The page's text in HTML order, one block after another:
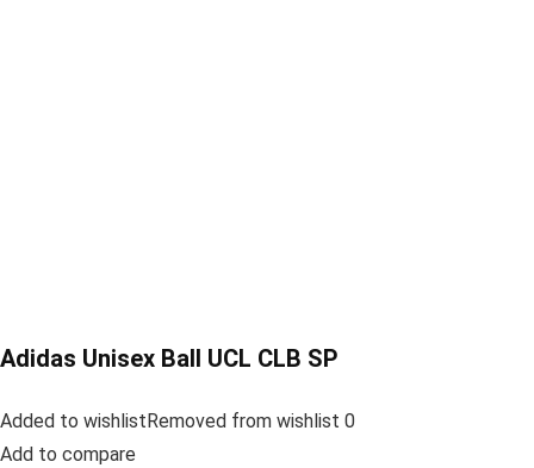
Adidas Unisex Ball UCL CLB SP
Added to wishlistRemoved from wishlist 0
Add to compare